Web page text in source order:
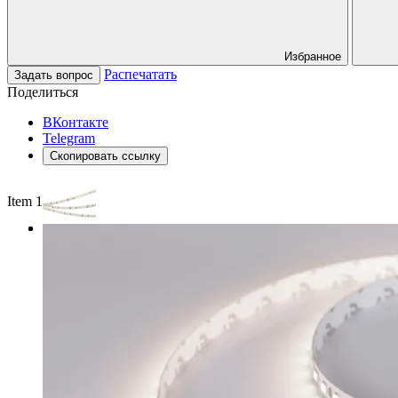
Избранное
Задать вопрос
Распечатать
Поделиться
ВКонтакте
Telegram
Скопировать ссылку
Item 1 of 3